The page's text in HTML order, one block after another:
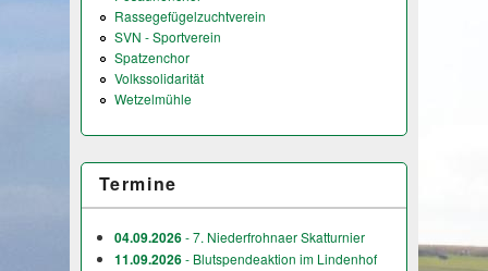
Rassegefügelzuchtverein
SVN - Sportverein
Spatzenchor
Volkssolidarität
Wetzelmühle
Termine
04.09.2026- 7. Niederfrohnaer Skatturnier
11.09.2026- Blutspendeaktion im Lindenhof